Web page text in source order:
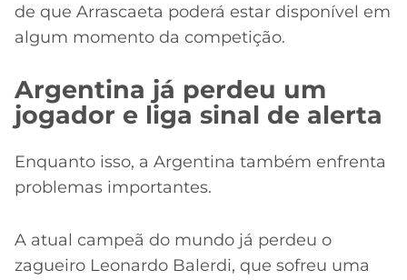
de que Arrascaeta poderá estar disponível em
algum momento da competição.
Argentina já perdeu um
jogador e liga sinal de alerta
Enquanto isso, a Argentina também enfrenta
problemas importantes.
A atual campeã do mundo já perdeu o
zagueiro Leonardo Balerdi, que sofreu uma